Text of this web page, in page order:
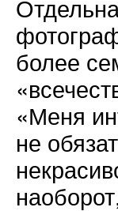
более
«Меня
не